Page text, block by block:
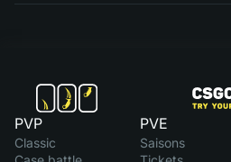
PVP
Classic
PVE
Saisons